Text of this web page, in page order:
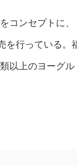
コンセプトに、
を行っている。
以上のヨーグル